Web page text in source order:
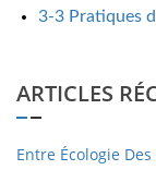
3-3 Pratiques
ARTICLES
Entre Écologie